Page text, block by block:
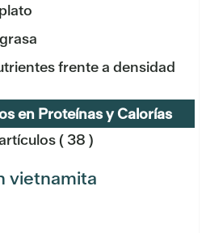
frente a densidad
en Proteínas y Calorías
( 38 )
vietnamita